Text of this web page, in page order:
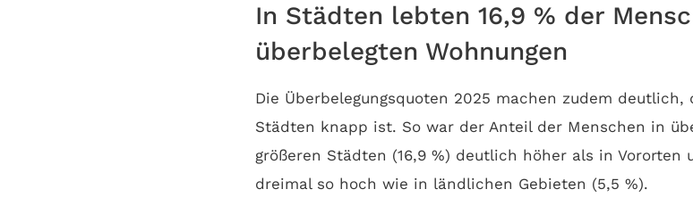
In Städten lebten 16,9 % der
überbelegten Wohnungen
Die Überbelegungsquoten 2025 machen zudem deutlich,
Städten knapp ist. So war der Anteil der Menschen in
größeren Städten (16,9 %) deutlich höher als in Vororten
dreimal so hoch wie in ländlichen Gebieten (5,5 %).